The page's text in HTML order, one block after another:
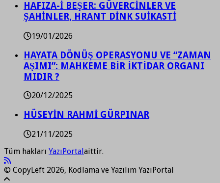
HAFIZA-İ BEŞER: GÜVERCİNLER VE
ŞAHİNLER, HRANT DİNK SUİKASTİ
19/01/2026
HAYATA DÖNÜŞ OPERASYONU VE “ZAMAN
AŞIMI”: MAHKEME BİR İKTİDAR ORGANI
MIDIR ?
20/12/2025
HÜSEYİN RAHMİ GÜRPINAR
21/11/2025
Tüm hakları YazıPortalaittir.
© CopyLeft 2026, Kodlama ve Yazılım YazıPortal